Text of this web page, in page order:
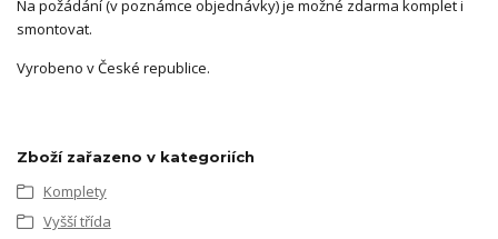
Na požádání (v poznámce objednávky) je možné zdarma komplet i
smontovat.
Vyrobeno v České republice.
Zboží zařazeno v kategoriích
Komplety
Vyšší třída